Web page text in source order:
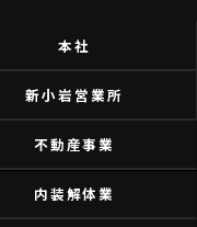
本社
新小岩営業所
不動産事業
内装解体業